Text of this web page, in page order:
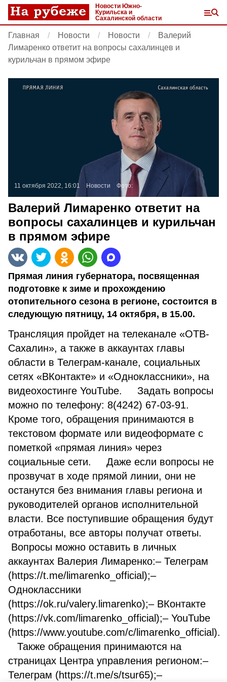
Новости Южно-
Курильска и
Сахалинской области
Главная Новости Новости
Валерий
Лимаренко ответит на вопросы сахалинцев и
курильчан в прямом эфире
11 октября 2022, 16:01 Новости Фото:
Валерий Лимаренко ответит на
вопросы сахалинцев и курильчан
в прямом эфире
Прямая линия губернатора, посвященная
подготовке к зиме и прохождению
отопительного сезона в регионе, состоится в
следующую пятницу, 14 октября, в 15.00.
Трансляция пройдет на телеканале «ОТВ-
Сахалин», а также в аккаунтах главы
области в Телеграм-канале, социальных
сетях «ВКонтакте» и «Одноклассники», на
видеохостинге YouTube. Задать вопросы
можно по телефону: 8(4242) 67-03-91.
Кроме того, обращения принимаются в
текстовом формате или видеоформате с
пометкой «прямая линия» через
социальные сети. Даже если вопросы не
прозвучат в ходе прямой линии, они не
останутся без внимания главы региона и
руководителей органов исполнительной
власти. Все поступившие обращения будут
отработаны, все авторы получат ответы.
Вопросы можно оставить в личных
аккаунтах Валерия Лимаренко:– Телеграм
(https://t.me/limarenko_official);–
Одноклассники
(https://ok.ru/valery.limarenko);– ВКонтакте
(https://vk.com/limarenko_official);– YouTube
(https://www.youtube.com/c/limarenko_official).
Также обращения принимаются на
страницах Центра управления регионом:–
Телеграм (https://t.me/s/tsur65);–